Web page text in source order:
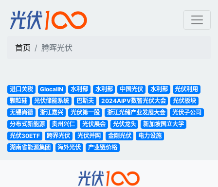
腾晖光伏 | 光伏100
首页 腾晖光伏
进口关税 GlocalIN 水利部 水利部 中国光伏 水利部
光伏利用
颗粒硅
光伏储能系统 巴斯夫 2024AIPV数智光伏大会
光伏板块
无锡尚德
浙江嘉兴 光伏第一股 浙江光储产业发展大会
光伏子公司
分布式新能源
贵州兴仁 光伏展会 光伏龙头
新加坡国立大学
光伏30ETF
跨界光伏 光伏并网 金刚光伏
电力设施
湖南省能源集团
海外光伏 产业链价格